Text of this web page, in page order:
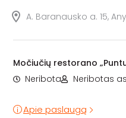
A. Baranausko a. 15,
Močiučių restorano
Neribota
Neribotas
Apie paslaugą